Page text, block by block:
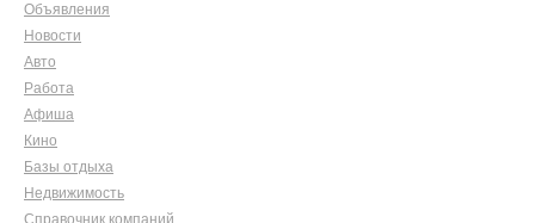
Объявления
Новости
Авто
Работа
Афиша
Кино
Базы отдыха
Недвижимость